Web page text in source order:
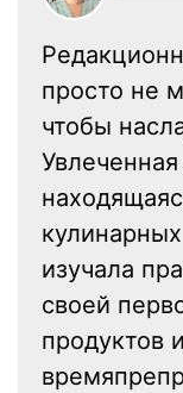
просто не
чтобы
изучала
своей
продуктов